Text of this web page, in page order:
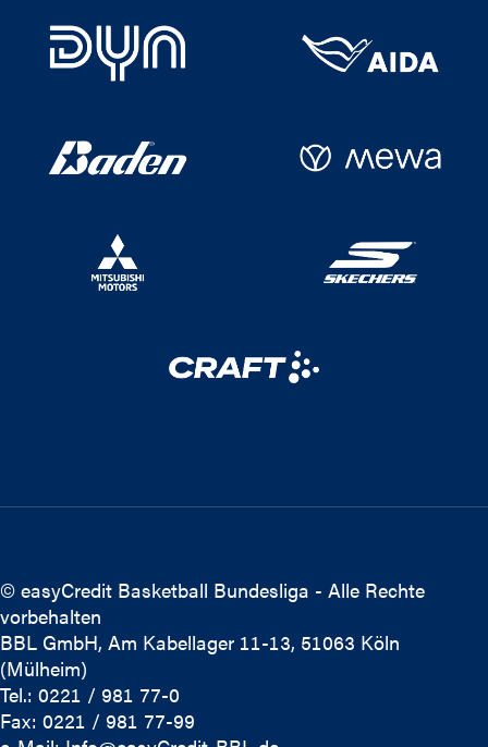
© easyCredit Basketball Bundesliga - Alle Rechte
vorbehalten
BBL GmbH, Am Kabellager 11-13, 51063 Köln
(Mülheim)
Tel.: 0221 / 981 77-0
Fax: 0221 / 981 77-99